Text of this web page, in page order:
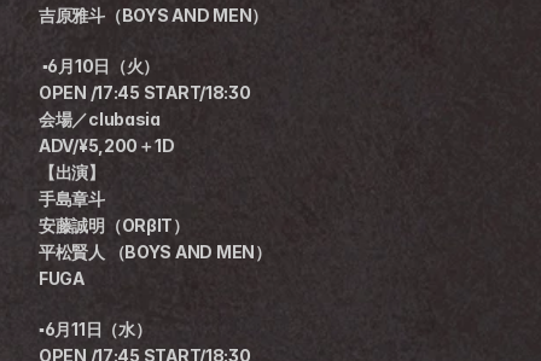
吉原雅斗（BOYS AND MEN）
▪️6月10日（火）
OPEN /17:45 START/18:30
会場／clubasia
ADV/¥5,200＋1D
【出演】
手島章斗
安藤誠明（ORβIT）
平松賢人 （BOYS AND MEN）
FUGA
▪️6月11日（水）
OPEN /17:45 START/18:30